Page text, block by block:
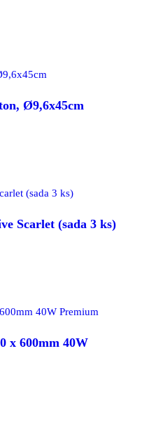
Ø9,6x45cm
Scarlet (sada 3 ks)
x 600mm 40W